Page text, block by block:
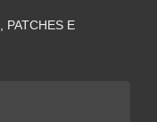
PATCHES E